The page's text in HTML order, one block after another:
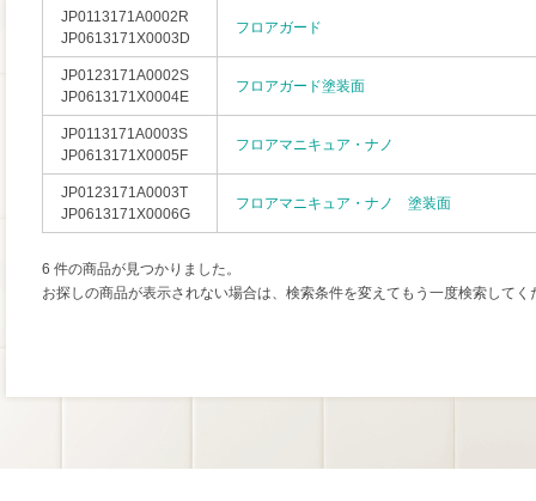
JP0113171A0002R
JP0613171X0003D
フロアガード
JP0123171A0002S
JP0613171X0004E
フロアガード塗装面
JP0113171A0003S
JP0613171X0005F
フロアマニキュア・ナノ
JP0123171A0003T
JP0613171X0006G
フロアマニキュア・ナノ 塗装面
6 件の商品が見つかりました。
お探しの商品が表示されない場合は、検索条件を変えてもう一度検索してく